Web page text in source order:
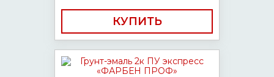
КУПИТЬ